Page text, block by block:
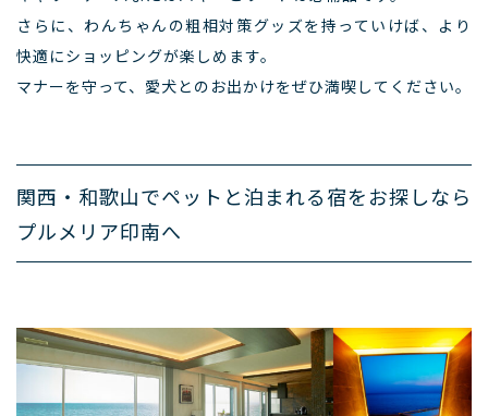
さらに、わんちゃんの粗相対策グッズを持っていけば、より
快適にショッピングが楽しめます。
マナーを守って、愛犬とのお出かけをぜひ満喫してください。
関西・和歌山でペットと泊まれる宿をお探しなら
プルメリア印南へ